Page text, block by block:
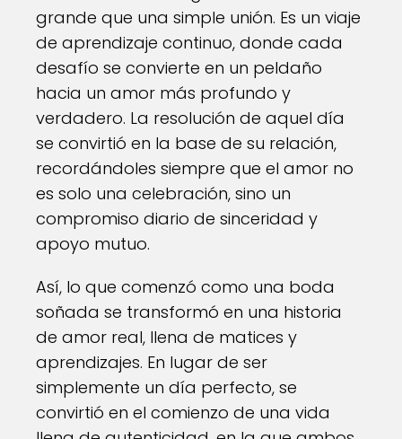
grande que una simple unión. Es un viaje
de aprendizaje continuo, donde cada
desafío se convierte en un peldaño
hacia un amor más profundo y
verdadero. La resolución de aquel día
se convirtió en la base de su relación,
recordándoles siempre que el amor no
es solo una celebración, sino un
compromiso diario de sinceridad y
apoyo mutuo.
Así, lo que comenzó como una boda
soñada se transformó en una historia
de amor real, llena de matices y
aprendizajes. En lugar de ser
simplemente un día perfecto, se
convirtió en el comienzo de una vida